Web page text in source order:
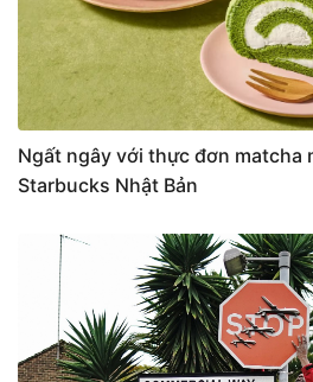
Ngất ngây với thực đơn matcha
Starbucks Nhật Bản